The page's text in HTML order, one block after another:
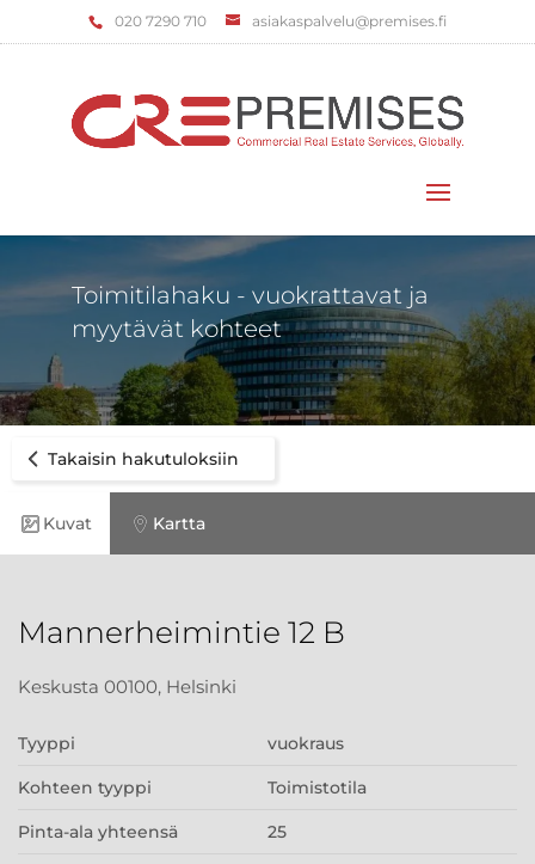
‌020 7290 710 asiakaspalvelu@premises.fi
Toimitilahaku - vuokrattavat ja
myytävät kohteet
Takaisin hakutuloksiin
Kuvat Kartta
Mannerheimintie 12 B
Keskusta 00100, Helsinki
Tyyppi vuokraus
Kohteen tyyppi Toimistotila
Pinta-ala yhteensä 25